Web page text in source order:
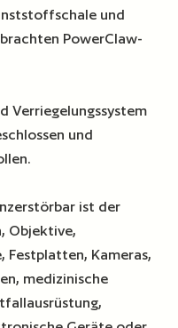
und
PowerClaw-
Verriegelungssystem
und
ist der
Objektive,
Festplatten, Kameras,
medizinische